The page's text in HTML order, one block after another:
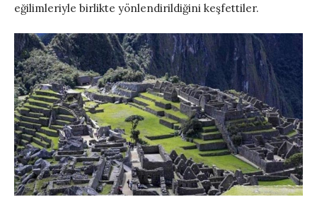
eğilimleriyle birlikte yönlendirildiğini keşfettiler.